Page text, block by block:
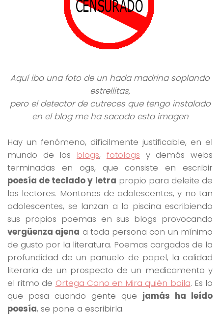
Aquí iba una foto de un hada madrina soplando
estrellitas,
pero el detector de cutreces que tengo instalado
en el blog me ha sacado esta imagen
Hay un fenómeno, difícilmente justificable, en el
mundo de los blogs, fotologs y demás webs
terminadas en ogs, que consiste en escribir
poesía de teclado y letra propio para deleite de
los lectores. Montones de adolescentes, y no tan
adolescentes, se lanzan a la piscina escribiendo
sus propios poemas en sus blogs provocando
vergüenza ajena a toda persona con un mínimo
de gusto por la literatura. Poemas cargados de la
profundidad de un pañuelo de papel, la calidad
literaria de un prospecto de un medicamento y
el ritmo de Ortega Cano en Mira quién baila. Es lo
que pasa cuando gente que jamás ha leído
poesía, se pone a escribirla.